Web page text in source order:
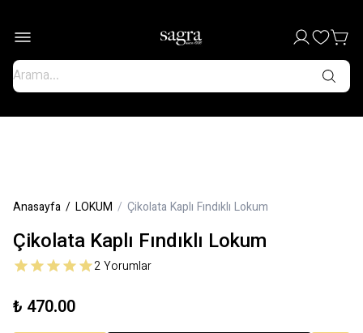
Anasayfa / LOKUM / Çikolata Kaplı Fındıklı Lokum
Çikolata Kaplı Fındıklı Lokum
2Yorumlar
₺ 470.00